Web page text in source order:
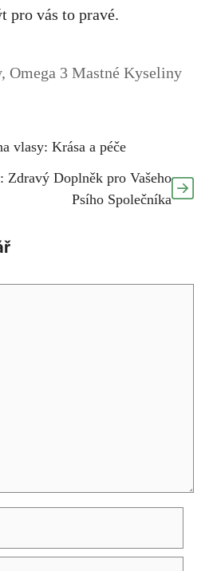
pro vás to pravé.
, Omega 3 Mastné Kyseliny
vlasy: Krása a péče
Zdravý Doplněk pro Vašeho
Psího Společníka